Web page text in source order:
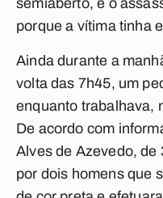
semiaberto, e o
porque a vítima tinha
Ainda durante a
volta das 7h45, um
enquanto trabalhava,
De acordo com
Alves de Azevedo, de
por dois homens que